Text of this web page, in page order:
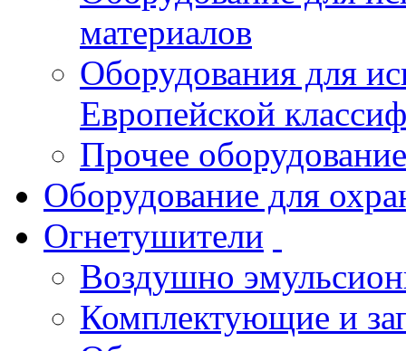
материалов
Оборудования для
Европейской
Прочее оборудование
Оборудование для
Огнетушители
Воздушно
Комплектующие и